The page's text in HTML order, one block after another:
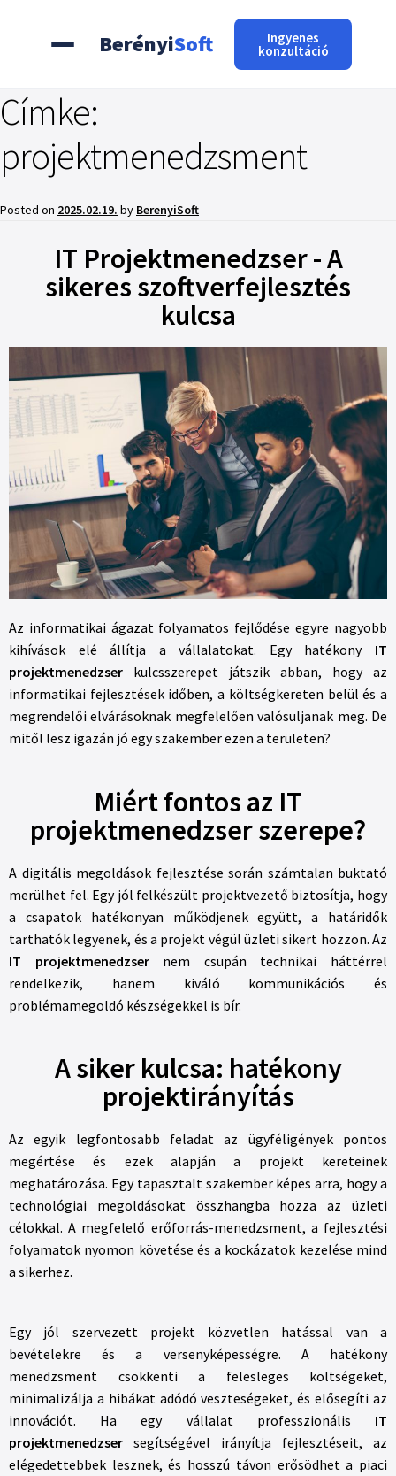
BerényiSoft Ingyenes
konzultáció
Címke:
projektmenedzsment
Posted on 2025.02.19. by BerenyiSoft
IT Projektmenedzser - A
sikeres szoftverfejlesztés
kulcsa
Az informatikai ágazat folyamatos fejlődése egyre nagyobb
kihívások elé állítja a vállalatokat. Egy hatékony IT
projektmenedzser kulcsszerepet játszik abban, hogy az
informatikai fejlesztések időben, a költségkereten belül és a
megrendelői elvárásoknak megfelelően valósuljanak meg. De
mitől lesz igazán jó egy szakember ezen a területen?
Miért fontos az IT
projektmenedzser szerepe?
A digitális megoldások fejlesztése során számtalan buktató
merülhet fel. Egy jól felkészült projektvezető biztosítja, hogy
a csapatok hatékonyan működjenek együtt, a határidők
tarthatók legyenek, és a projekt végül üzleti sikert hozzon. Az
IT projektmenedzsernem csupán technikai háttérrel
rendelkezik, hanem kiváló kommunikációs és
problémamegoldó készségekkel is bír.
A siker kulcsa: hatékony
projektirányítás
Az egyik legfontosabb feladat az ügyféligények pontos
megértése és ezek alapján a projekt kereteinek
meghatározása. Egy tapasztalt szakember képes arra, hogy a
technológiai megoldásokat összhangba hozza az üzleti
célokkal. A megfelelő erőforrás-menedzsment, a fejlesztési
folyamatok nyomon követése és a kockázatok kezelése mind
a sikerhez.
Egy jól szervezett projekt közvetlen hatással van a
bevételekre és a versenyképességre. A hatékony
menedzsment csökkenti a felesleges költségeket,
minimalizálja a hibákat adódó veszteségeket, és elősegíti az
innovációt. Ha egy vállalat professzionális IT
projektmenedzser segítségével irányítja fejlesztéseit, az
elégedettebbek lesznek, és hosszú távon erősödhet a piaci